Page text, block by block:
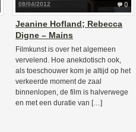
0
08/04/2012
Jeanine Hofland; Rebecca
Digne – Mains
Filmkunst is over het algemeen
vervelend. Hoe anekdotisch ook,
als toeschouwer kom je altijd op het
verkeerde moment de zaal
binnenlopen, de film is halverwege
en met een duratie van […]